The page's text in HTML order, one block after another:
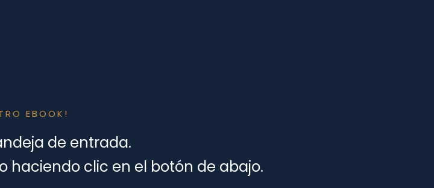
EBOOK!
de entrada.
haciendo clic en el botón de abajo.